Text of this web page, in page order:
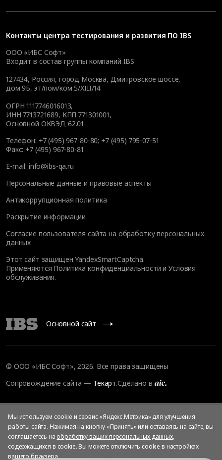
Контакты центра тестирования и развития ПО IBS
ООО «ИБС Софт»
Входит в состав группы компаний IBS
127434, Россия, город Москва, Дмитровское шоссе,
дом 9Б, эт/пом/ком 5/XIII/14
ОГРН 1117746016013,
ИНН 7713721689, КПП 771301001,
Основной ОКВЭД 62.01
Телефон: +7 (495) 967-80-80; +7 (495) 795-07-51
Факс: +7 (495) 967-80-81
E-mail: info@ibs-qa.ru
Персональные данные и правовые аспекты
Антикоррупционная политика
Раскрытие информации
Согласие пользователя сайта на обработку персональных
данных
Этот сайт защищен YandexSmartCaptcha.
Применяются Политика конфиденциальности иУсловия
обслуживания.
Основной сайт
© ООО «ИБС Софт», 2026. Все права защищены
Сопровождение сайта — Текарт.Сделано в
Мы используем cookie и сервис «Яндекс.Метрика» для улучшения
работы сайта. Нажимая на кнопку «Принять» или оставаясь на сайте, вы
соглашаетесь на обработку ваших персональных данных,
содержащихся в cookie. Вы можете отключить cookie в настройках
вашего браузера